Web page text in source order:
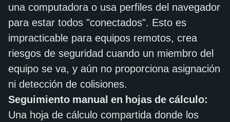
una computadora o usa perfiles del navegador
para estar todos "conectados". Esto es
impracticable para equipos remotos, crea
riesgos de seguridad cuando un miembro del
equipo se va, y aún no proporciona asignación
ni detección de colisiones.
Seguimiento manual en hojas de cálculo:
Una hoja de cálculo compartida donde los